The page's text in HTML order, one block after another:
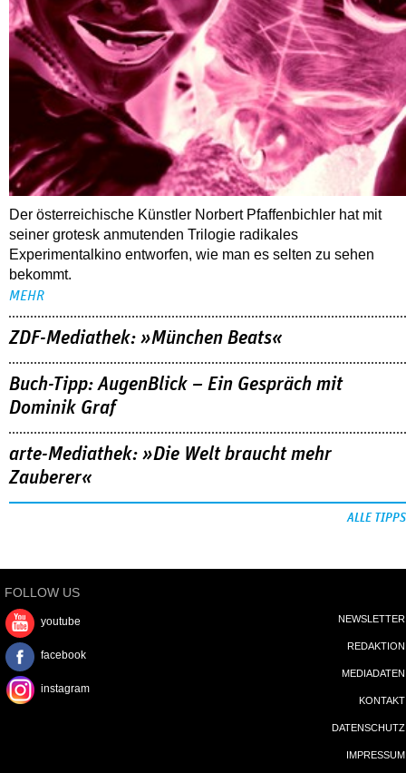
Der österreichische Künstler Norbert Pfaffenbichler hat mit
seiner grotesk anmutenden Trilogie radikales
Experimentalkino entworfen, wie man es selten zu sehen
bekommt.
MEHR
ZDF-Mediathek: »München Beats«
Buch-Tipp: AugenBlick – Ein Gespräch mit
Dominik Graf
arte-Mediathek: »Die Welt braucht mehr
Zauberer«
ALLE TIPPS
FOLLOW US
youtube
facebook
instagram
NEWSLETTER
REDAKTION
MEDIADATEN
KONTAKT
DATENSCHUTZ
IMPRESSUM